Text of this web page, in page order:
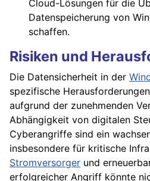
Cloud-Lösungen für die
Datenspeicherung von
schaffen.
Risiken und
Die Datensicherheit in der
spezifische
aufgrund der zunehmenden
Abhängigkeit von digitalen
Cyberangriffe sind ein
insbesondere für kritische
Stromversorger und
erfolgreicher Angriff könnte